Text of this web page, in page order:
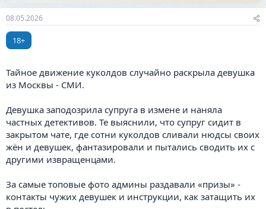
е
м
ы
ч
08.05.2026
18+
Тайное движение куколдов случайно раскрыла девушка
из Москвы - СМИ.
Девушка заподозрила супруга в измене и наняла
частных детективов. Те выяснили, что супруг сидит в
закрытом чате, где сотни куколдов сливали нюдсы своих
жён и девушек, фантазировали и пытались сводить их с
другими извращенцами.
За самые топовые фото админы раздавали «призы» -
контакты чужих девушек и инструкции, как затащить их